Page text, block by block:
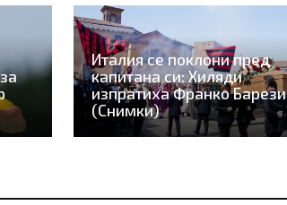
Италия се поклони пред
капитана си: Хиляди
изпратиха Франко Барези
(Снимки)